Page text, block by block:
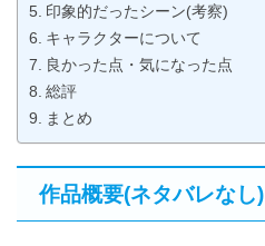
印象的だったシーン(考察)
キャラクターについて
良かった点・気になった点
総評
まとめ
作品概要(ネタバレなし)